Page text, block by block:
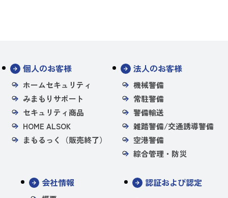
個人のお客様
ホームセキュリティ
みまもりサポート
セキュリティ商品
HOME ALSOK
まもるっく（販売終了）
法人のお客様
機械警備
常駐警備
警備輸送
雑踏警備/交通誘導警備
空港警備
綜合管理・防災
会社情報
認証および認定